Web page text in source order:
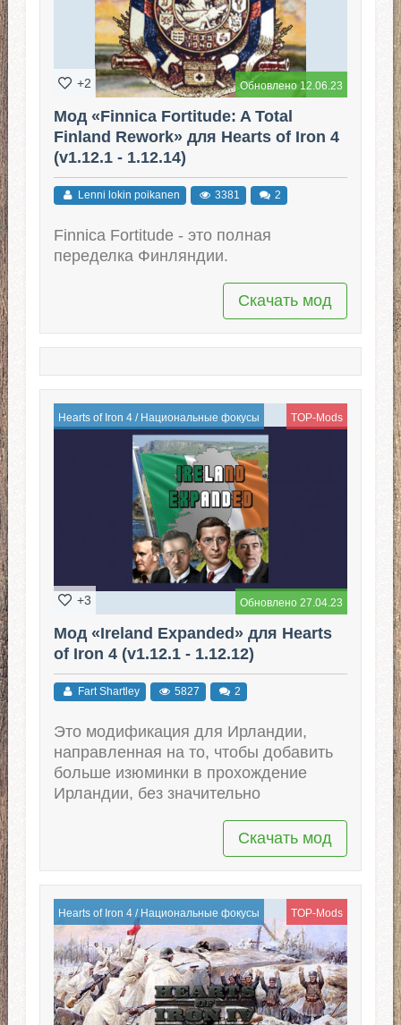
Обновлено 12.06.23
+2
Мод «Finnica Fortitude: A Total
Finland Rework» для Hearts of Iron 4
(v1.12.1 - 1.12.14)
Lenni lokin poikanen 3381 2
Finnica Fortitude - это полная
переделка Финляндии.
Скачать мод
Hearts of Iron 4/ Национальные фокусы TOP-Mods
Обновлено 27.04.23
+3
Мод «Ireland Expanded» для Hearts
of Iron 4 (v1.12.1 - 1.12.12)
Fart Shartley 5827 2
Это модификация для Ирландии,
направленная на то, чтобы добавить
больше изюминки в прохождение
Ирландии, без значительно
Скачать мод
Hearts of Iron 4/ Национальные фокусы TOP-Mods